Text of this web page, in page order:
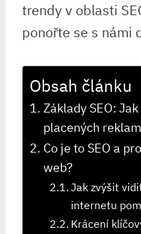
trendy v oblasti
ponořte se s námi
Obsah článku
Základy SEO:
placených reklam
Co je to SEO a
web?
Jak zvýšit
internetu
Krácení